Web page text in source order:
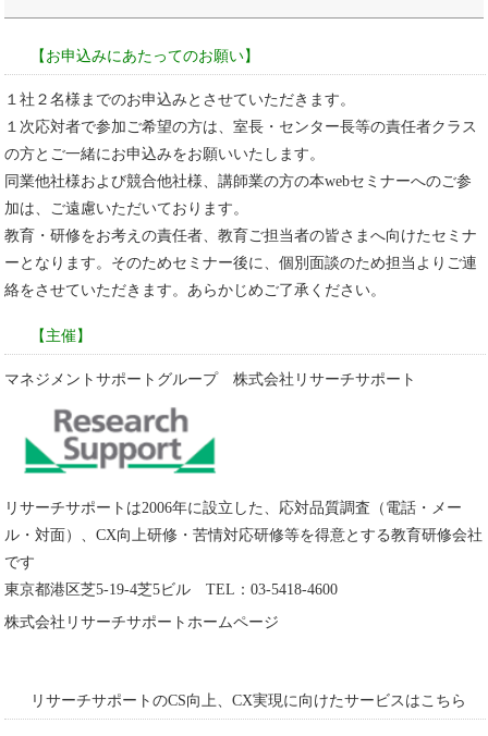
【お申込みにあたってのお願い】
１社２名様までのお申込みとさせていただきます。
１次応対者で参加ご希望の方は、室長・センター長等の責任者クラス
の方とご一緒にお申込みをお願いいたします。
同業他社様および競合他社様、講師業の方の本webセミナーへのご参
加は、ご遠慮いただいております。
教育・研修をお考えの責任者、教育ご担当者の皆さまへ向けたセミナ
ーとなります。そのためセミナー後に、個別面談のため担当よりご連
絡をさせていただきます。あらかじめご了承ください。
【主催】
マネジメントサポートグループ 株式会社リサーチサポート
リサーチサポートは2006年に設立した、応対品質調査（電話・メー
ル・対面）、CX向上研修・苦情対応研修等を得意とする教育研修会社
です
東京都港区芝5-19-4芝5ビル TEL：03-5418-4600
株式会社リサーチサポートホームページ
リサーチサポートのCS向上、CX実現に向けたサービスはこちら